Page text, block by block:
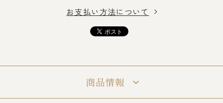
お支払い方法について
商品情報